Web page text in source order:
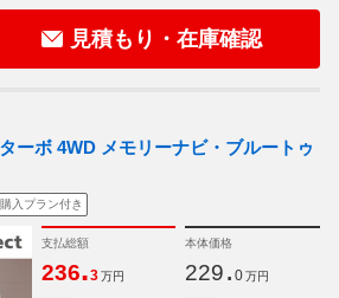
見積もり・在庫確認
ーボ 4WD メモリーナビ・ブルートゥ
購入プラン付き
支払総額
236.3 万円
本体価格
229. 0 万円